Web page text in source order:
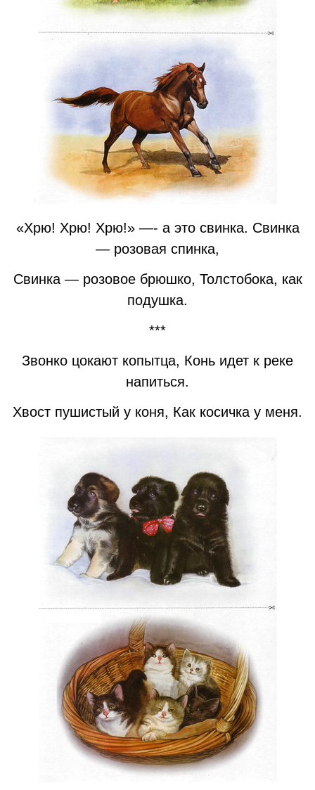
«Хрю! Хрю! Хрю!» —- а это свинка. Свинка
— розовая спинка,
Свинка — розовое брюшко, Толстобока, как
подушка.
***
Звонко цокают копытца, Конь идет к реке
напиться.
Хвост пушистый у коня, Как косичка у меня.